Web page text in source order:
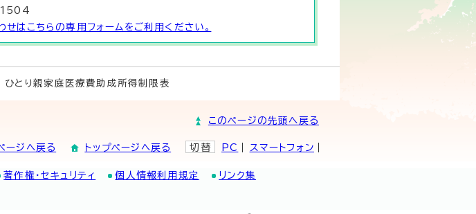
1504
せはこちらの専用フォームをご利用ください。
とり親家庭医療費助成所得制限表
このページの先頭へ戻る
ージへ戻る トップページへ戻る 切替 PC スマートフォン
著作権・セキュリティ 個人情報利用規定 リンク集